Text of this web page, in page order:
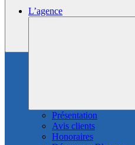
L’agence
Présentation
Avis clients
Honoraires